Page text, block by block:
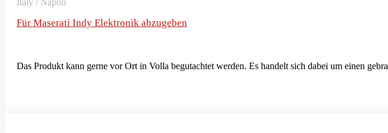
Für Maserati Indy Elektronik abzugeben
Das Produkt kann gerne vor Ort in Volla begutachtet werden. Es handelt sich dabei um einen